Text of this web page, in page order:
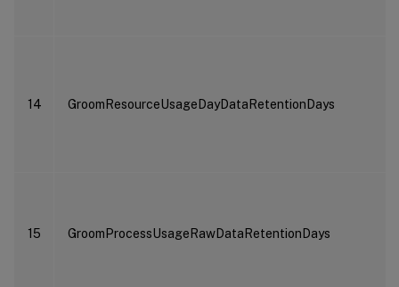
14 GroomResourceUsageDayDataRetentionDays
15 GroomProcessUsageRawDataRetentionDays